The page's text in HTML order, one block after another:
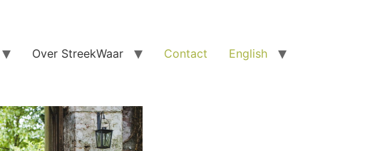
Over StreekWaar Contact English